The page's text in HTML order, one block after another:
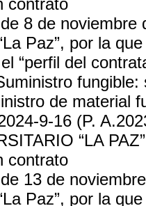
contrato
8 de
Paz”, por la
“perfil del
de material
9-16 (P.
“LA PAZ”
contrato
13 de
Paz”, por la